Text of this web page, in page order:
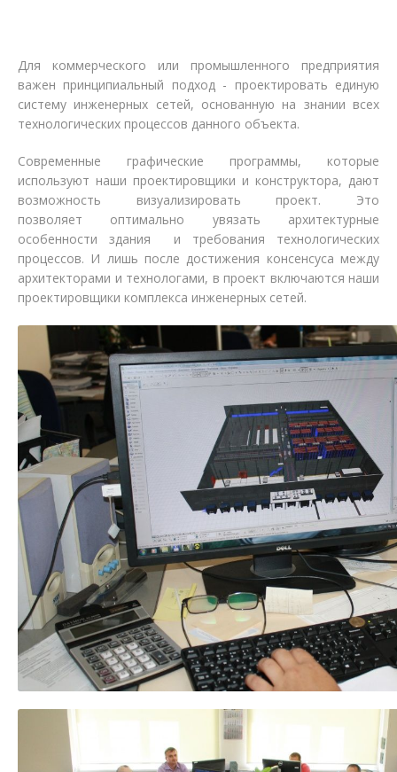
Для коммерческого или промышленного предприятия
важен принципиальный подход - проектировать единую
систему инженерных сетей, основанную на знании всех
технологических процессов данного объекта.
Современные графические программы, которые
используют наши проектировщики и конструктора, дают
возможность визуализировать проект. Это
позволяет оптимально увязать архитектурные
особенности здания и требования технологических
процессов. И лишь после достижения консенсуса между
архитекторами и технологами, в проект включаются наши
проектировщики комплекса инженерных сетей.